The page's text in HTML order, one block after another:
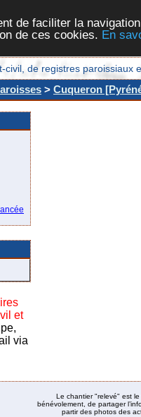
de faciliter la
de ces cookies. En
civil, de registres paroissiaux
> Cuqueron
et
via
Le chantier "relevé" est le
bénévolement, de partager
partir des photos des